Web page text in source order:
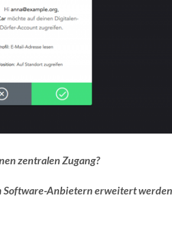
zentralen Zugang?
Anbietern erweitert